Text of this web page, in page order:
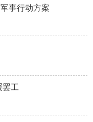
事行动方案
罢工